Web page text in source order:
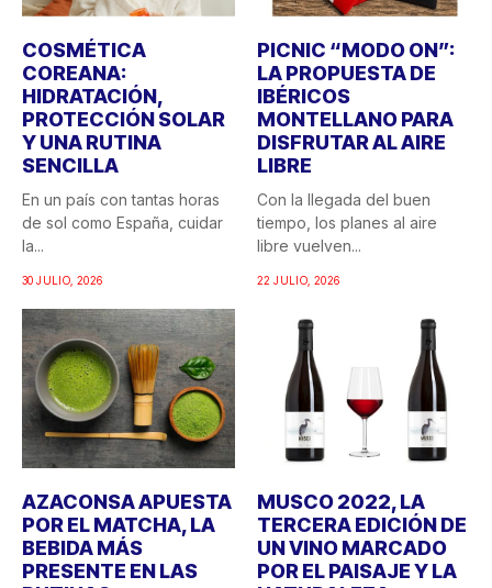
COSMÉTICA
COREANA:
HIDRATACIÓN,
PROTECCIÓN SOLAR
Y UNA RUTINA
SENCILLA
En un país con tantas horas
de sol como España, cuidar
la...
30 JULIO, 2026
PICNIC “MODO ON”:
LA PROPUESTA DE
IBÉRICOS
MONTELLANO PARA
DISFRUTAR AL AIRE
LIBRE
Con la llegada del buen
tiempo, los planes al aire
libre vuelven...
22 JULIO, 2026
AZACONSA APUESTA
POR EL MATCHA, LA
BEBIDA MÁS
PRESENTE EN LAS
MUSCO 2022, LA
TERCERA EDICIÓN DE
UN VINO MARCADO
POR EL PAISAJE Y LA